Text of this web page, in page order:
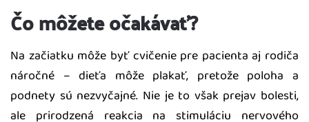
Čo môžete očakávať?
Na začiatku môže byť cvičenie pre pacienta aj rodiča
náročné – dieťa môže plakať, pretože poloha a
podnety sú nezvyčajné. Nie je to však prejav bolesti,
ale prirodzená reakcia na stimuláciu nervového